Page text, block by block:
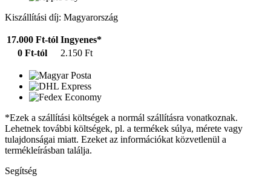
Kiszállítási díj: Magyarország
17.000 Ft-tól Ingyenes*
0 Ft-tól
2.150 Ft
*Ezek a szállítási költségek a normál szállításra vonatkoznak.
Lehetnek további költségek, pl. a termékek súlya, mérete vagy
tulajdonságai miatt. Ezeket az információkat közvetlenül a
termékleírásban találja.
Segítség